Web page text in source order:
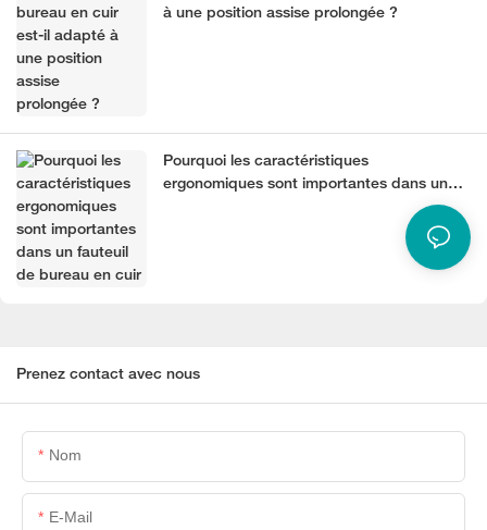
à une position assise prolongée ?
Pourquoi les caractéristiques
ergonomiques sont importantes dans un
Prenez contact avec nous
Nom
E-Mail